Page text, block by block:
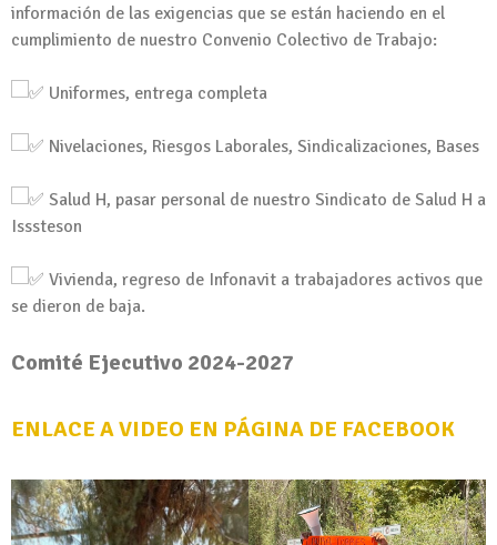
información de las exigencias que se están haciendo en el
cumplimiento de nuestro Convenio Colectivo de Trabajo:
Uniformes, entrega completa
Nivelaciones, Riesgos Laborales, Sindicalizaciones, Bases
Salud H, pasar personal de nuestro Sindicato de Salud H a
Isssteson
Vivienda, regreso de Infonavit a trabajadores activos que
se dieron de baja.
Comité Ejecutivo 2024-2027
ENLACE A VIDEO EN PÁGINA DE FACEBOOK